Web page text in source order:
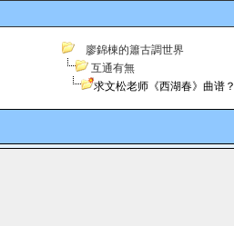
廖錦棟的簫古調世界
互通有無
求文松老师《西湖春》曲谱？